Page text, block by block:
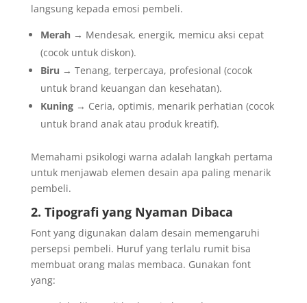
langsung kepada emosi pembeli.
Merah→ Mendesak, energik, memicu aksi cepat
(cocok untuk diskon).
Biru → Tenang, terpercaya, profesional (cocok
untuk brand keuangan dan kesehatan).
Kuning→ Ceria, optimis, menarik perhatian (cocok
untuk brand anak atau produk kreatif).
Memahami psikologi warna adalah langkah pertama
untuk menjawab elemen desain apa paling menarik
pembeli.
2. Tipografi yang Nyaman Dibaca
Font yang digunakan dalam desain memengaruhi
persepsi pembeli. Huruf yang terlalu rumit bisa
membuat orang malas membaca. Gunakan font
yang: